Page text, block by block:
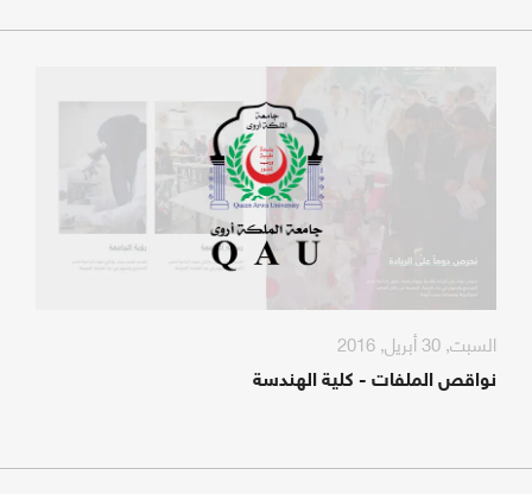
السبت, 30 أبريل, 2016
نواقص الملفات - كلية الهندسة